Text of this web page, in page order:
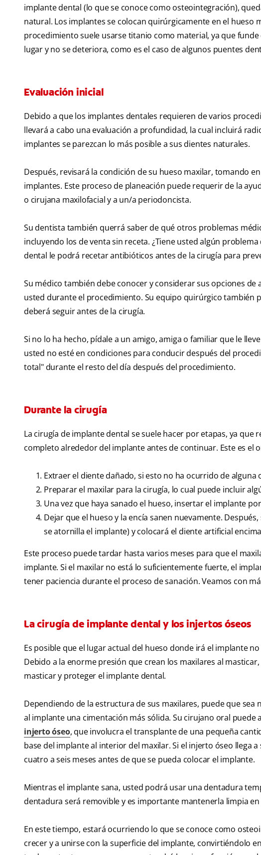
implante dental (lo que se conoce como osteointegración),
natural. Los implantes se colocan quirúrgicamente en el hueso
procedimiento suele usarse titanio como material, ya que
lugar y no se deteriora, como es el caso de algunos puentes
Evaluación inicial
Debido a que los implantes dentales requieren de varios
llevará a cabo una evaluación a profundidad, la cual incluirá
implantes se parezcan lo más posible a sus dientes naturales.
Después, revisará la condición de su hueso maxilar, tomando
implantes. Este proceso de planeación puede requerir de la
o cirujana maxilofacial y a un/a periodoncista.
Su dentista también querrá saber de qué otros problemas
incluyendo los de venta sin receta. ¿Tiene usted algún
dental le podrá recetar antibióticos antes de la cirugía para
Su médico también debe conocer y considerar sus opciones
usted durante el procedimiento. Su equipo quirúrgico también
deberá seguir antes de la cirugía.
Si no lo ha hecho, pídale a un amigo, amiga o familiar que le
usted no esté en condiciones para conducir después del
total" durante el resto del día después del procedimiento.
Durante la cirugía
La cirugía de implante dental se suele hacer por etapas, ya
completo alrededor del implante antes de continuar. Este es el
Extraer el diente dañado, si esto no ha ocurrido de alguna
Preparar el maxilar para la cirugía, lo cual puede incluir
Una vez que haya sanado el hueso, insertar el implante
Dejar que el hueso y la encía sanen nuevamente.
se atornilla el implante) y colocará el diente artificial
Este proceso puede tardar hasta varios meses para que el
implante. Si el maxilar no está lo suficientemente fuerte, el
tener paciencia durante el proceso de sanación. Veamos con
La cirugía de implante dental y los injertos óseos
Es posible que el lugar actual del hueso donde irá el implante
Debido a la enorme presión que crean los maxilares al
masticar y proteger el implante dental.
Dependiendo de la estructura de sus maxilares, puede que
al implante una cimentación más sólida. Su cirujano oral
injerto óseo, que involucra el transplante de una pequeña
base del implante al interior del maxilar. Si el injerto óseo llega
cuatro a seis meses antes de que se pueda colocar el implante.
Mientras el implante sana, usted podrá usar una dentadura
dentadura será removible y es importante mantenerla limpia
En este tiempo, estará ocurriendo lo que se conoce como
crecer y a unirse con la superficie del implante, convirtiéndolo